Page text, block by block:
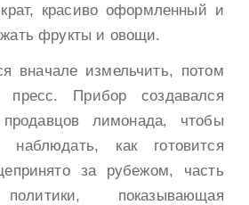
красиво оформленный и
фрукты и овощи.
вначале измельчить, потом
пресс. Прибор создавался
лимонада, чтобы
наблюдать, как готовится
за рубежом, часть
политики, показывающая